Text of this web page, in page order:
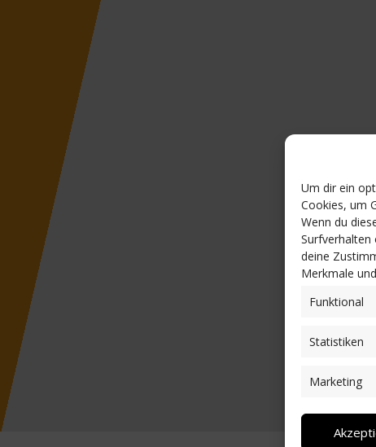
Um dir ein
Cookies, um
Wenn du
Surfverhalten
deine
Merkmale
Funktional
Statistiken
Marketing